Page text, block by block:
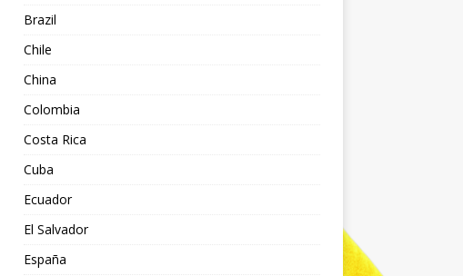
Brazil
Chile
China
Colombia
Costa Rica
Cuba
Ecuador
El Salvador
España